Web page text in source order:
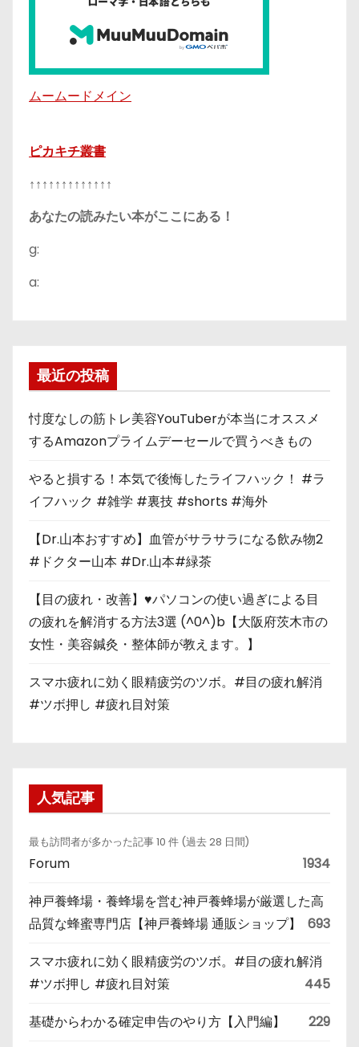
ムームードメイン
ピカキチ叢書
↑↑↑↑↑↑↑↑↑↑↑↑↑
あなたの読みたい本がここにある！
g:
a:
最近の投稿
忖度なしの筋トレ美容YouTuberが本当にオススメ
するAmazonプライムデーセールで買うべきもの
やると損する！本気で後悔したライフハック！ #ラ
イフハック #雑学 #裏技 #shorts #海外
【Dr.山本おすすめ】血管がサラサラになる飲み物2
#ドクター山本 #Dr.山本#緑茶
【目の疲れ・改善】♥パソコンの使い過ぎによる目
の疲れを解消する方法3選 (^0^)b【大阪府茨木市の
女性・美容鍼灸・整体師が教えます。】
スマホ疲れに効く眼精疲労のツボ。#目の疲れ解消
#ツボ押し #疲れ目対策
人気記事
最も訪問者が多かった記事 10 件 (過去 28 日間)
Forum 1934
神戸養蜂場・養蜂場を営む神戸養蜂場が厳選した高
品質な蜂蜜専門店【神戸養蜂場 通販ショップ】
693
スマホ疲れに効く眼精疲労のツボ。#目の疲れ解消
#ツボ押し #疲れ目対策
445
基礎からわかる確定申告のやり方【入門編】 229